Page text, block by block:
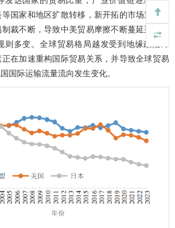
国家和地区扩散转移，新开拓的市场遍及全
裁不断，导致中美贸易摩擦不断蔓延至其他
则多变。全球贸易格局越发受到地缘政治冲
在加速重构国际贸易关系，并导致全球贸易
国际运输流量流向发生变化。